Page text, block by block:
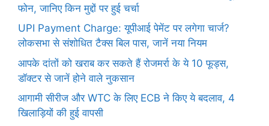
फोन, जानिए किन मुद्दों पर हुई चर्चा
UPI Payment Charge: यूपीआई पेमेंट पर लगेगा चार्ज?
लोकसभा से संशोधित टैक्स बिल पास, जानें नया नियम
आपके दांतों को खराब कर सकते हैं रोजमर्रा के ये 10 फूड्स,
डॉक्टर से जानें होने वाले नुकसान
आगामी सीरीज और WTC के लिए ECB ने किए ये बदलाव, 4
खिलाड़ियों की हुई वापसी